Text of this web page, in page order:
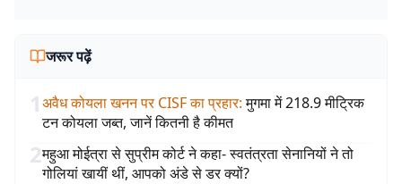
जरूर पढ़ें
1अवैध कोयला खनन पर CISF का प्रहार: मुगमा में 218.9 मीट्रिक
टन कोयला जब्त, जानें कितनी है कीमत
2महुआ मोईत्रा से सुप्रीम कोर्ट ने कहा- स्वतंत्रता सेनानियों ने तो
गोलियां खायीं थीं, आपको अंडे से डर क्यों?